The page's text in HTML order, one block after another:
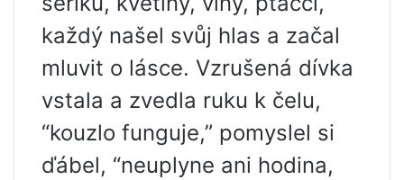
každý našel svůj hlas a začal
mluvit o lásce. Vzrušená dívka
vstala a zvedla ruku k čelu,
“kouzlo funguje,” pomyslel si
ďábel, “neuplyne ani hodina,